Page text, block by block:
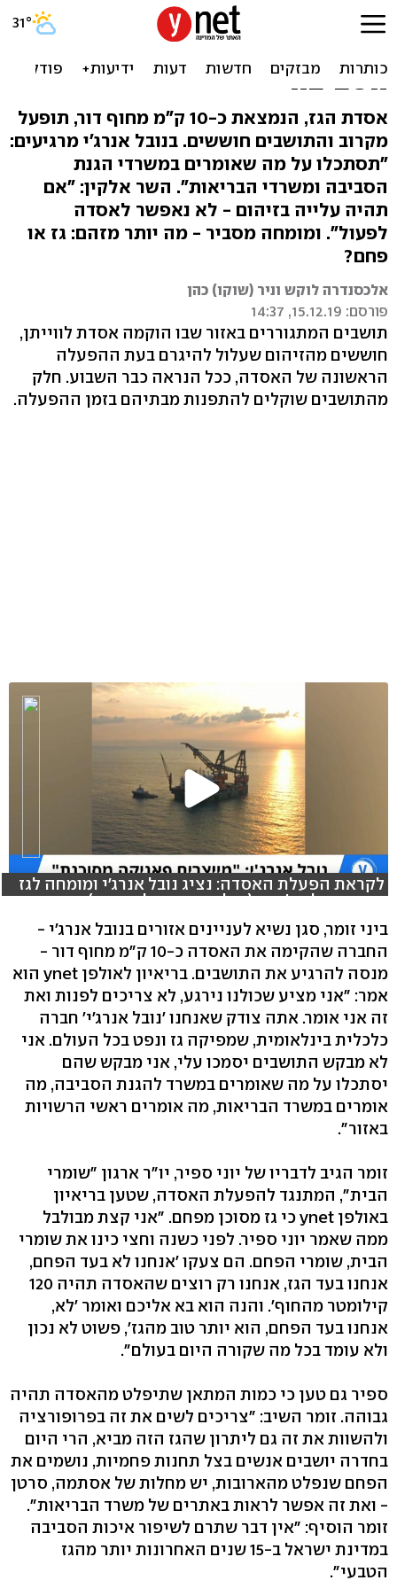
אסדת לווייתן תופעל:
"תסמכו על המשרד להגנת
הסביבה"
אסדת הגז, הנמצאת כ-10 ק"מ מחוף דור, תופעל
מקרוב והתושבים חוששים. בנובל אנרג'י מרגיעים:
"תסתכלו על מה שאומרים במשרדי הגנת
הסביבה ומשרדי הבריאות". השר אלקין: "אם
תהיה עלייה בזיהום - לא נאפשר לאסדה
לפעול". ומומחה מסביר - מה יותר מזהם: גז או
פחם?
אלכסנדרה לוקש וניר (שוקו) כהן
פורסם: 15.12.19, 14:37
תושבים המתגוררים באזור שבו הוקמה אסדת לווייתן,
חוששים מהזיהום שעלול להיגרם בעת ההפעלה
הראשונה של האסדה, ככל הנראה כבר השבוע. חלק
מהתושבים שוקלים להתפנות מבתיהם בזמן ההפעלה.
לקראת הפעלת האסדה: נציג נובל אנרג'י ומומחה לגז
טבעי באולפן ynet (צילום: שחר גולדשטיין)
ביני זומר, סגן נשיא לעניינים אזורים בנובל אנרג'י -
החברה שהקימה את האסדה כ-10 ק"מ מחוף דור -
מנסה להרגיע את התושבים. בריאיון לאולפן ynet הוא
אמר: "אני מציע שכולנו נירגע, לא צריכים לפנות ואת
זה אני אומר. אתה צודק שאנחנו 'נובל אנרג'י' חברה
כלכלית בינלאומית, שמפיקה גז ונפט בכל העולם. אני
לא מבקש התושבים יסמכו עלי, אני מבקש שהם
יסתכלו על מה שאומרים במשרד להגנת הסביבה, מה
אומרים במשרד הבריאות, מה אומרים ראשי הרשויות
באזור".
זומר הגיב לדבריו של יוני ספיר, יו"ר ארגון "שומרי
הבית", המתנגד להפעלת האסדה, שטען בריאיון
באולפן ynet כי גז מסוכן מפחם. "אני קצת מבולבל
ממה שאמר יוני ספיר. לפני כשנה וחצי כינו את שומרי
הבית, שומרי הפחם. הם צעקו 'אנחנו לא בעד הפחם,
אנחנו בעד הגז, אנחנו רק רוצים שהאסדה תהיה 120
קילומטר מהחוף'. והנה הוא בא אליכם ואומר 'לא,
אנחנו בעד הפחם, הוא יותר טוב מהגז', פשוט לא נכון
ולא עומד בכל מה שקורה היום בעולם".
ספיר גם טען כי כמות המתאן שתיפלט מהאסדה תהיה
גבוהה. זומר השיב: "צריכים לשים את זה בפרופורציה
ולהשוות את זה גם ליתרון שהגז הזה מביא, הרי היום
בחדרה יושבים אנשים בצל תחנות פחמיות, נושמים את
הפחם שנפלט מהארובות, יש מחלות של אסתמה, סרטן
- ואת זה אפשר לראות באתרים של משרד הבריאות".
זומר הוסיף: "אין דבר שתרם לשיפור איכות הסביבה
במדינת ישראל ב-15 שנים האחרונות יותר מהגז
הטבעי".